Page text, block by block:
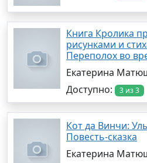
Книга Кролика
рисунками и
Переполох во
Екатерина
Доступно:
3 из 3
Кот да Винчи:
Повесть-сказка
Екатерина